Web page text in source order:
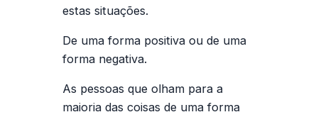
estas situações.
De uma forma positiva ou de uma
forma negativa.
As pessoas que olham para a
maioria das coisas de uma forma